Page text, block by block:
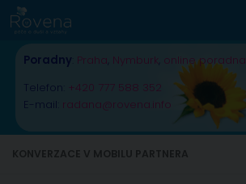
Skip to content
Poradny Praha Nymburk online poradna
Telefon: +420 777 588 352
E-mail: radana@rovena.info